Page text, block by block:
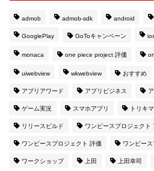
admob admob-sdk android
GooglePlay GoToキャンペーン
monaca one piece project 評価
uiwebview wkwebview おすすめ
アプリアワード アプリビジネス
ゲーム実況 スマホアプリ トリキ
リリースビルド ワンピースプロジェクト
ワンピースプロジェクト 評価 ワンピー
ワークショップ 上田 上田幸司